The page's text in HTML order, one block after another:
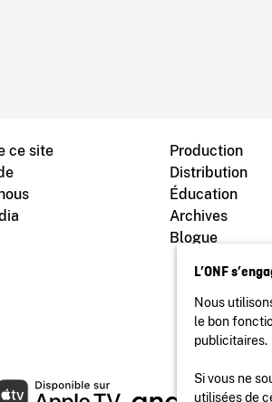
ce site
Production
Distribution
Éducation
Archives
Blogue
L’ONF
Nous
le bon
publicitaires.
Si vous ne
utilisées de